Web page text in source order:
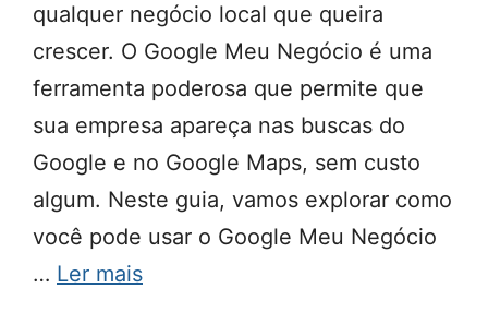
qualquer negócio local que queira
crescer. O Google Meu Negócio é uma
ferramenta poderosa que permite que
sua empresa apareça nas buscas do
Google e no Google Maps, sem custo
algum. Neste guia, vamos explorar como
você pode usar o Google Meu Negócio
… Ler mais